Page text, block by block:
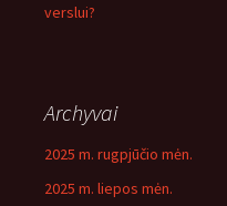
verslui?
Archyvai
2025 m. rugpjūčio mėn.
2025 m. liepos mėn.